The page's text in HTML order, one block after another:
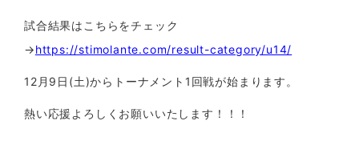
試合結果はこちらをチェック
→https://stimolante.com/result-category/u14/
12月9日(土)からトーナメント1回戦が始まります。
熱い応援よろしくお願いいたします！！！